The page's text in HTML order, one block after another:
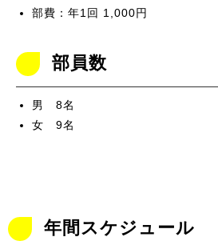
部費：年1回 1,000円
部員数
男 8名
女 9名
年間スケジュール